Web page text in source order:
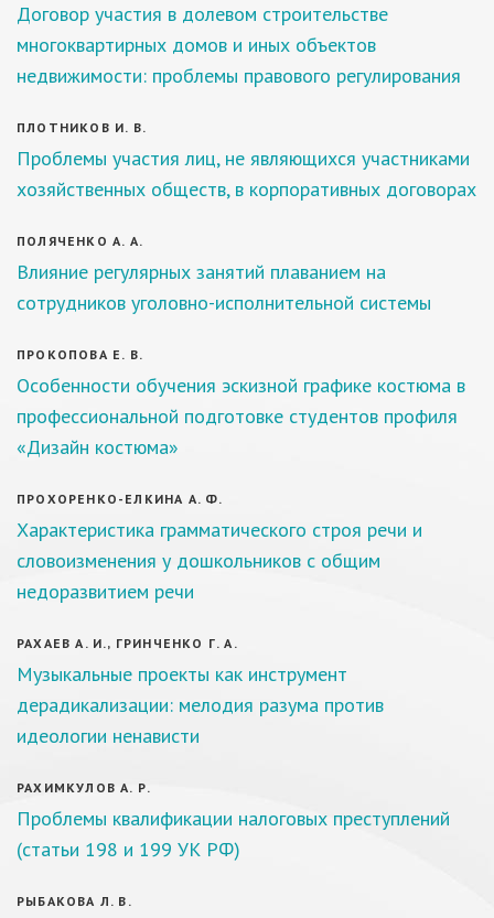
Договор участия в долевом строительстве
многоквартирных домов и иных объектов
недвижимости: проблемы правового регулирования
ПЛОТНИКОВ И. В.
Проблемы участия лиц, не являющихся участниками
хозяйственных обществ, в корпоративных договорах
ПОЛЯЧЕНКО А. А.
Влияние регулярных занятий плаванием на
сотрудников уголовно-исполнительной системы
ПРОКОПОВА Е. В.
Особенности обучения эскизной графике костюма в
профессиональной подготовке студентов профиля
«Дизайн костюма»
ПРОХОРЕНКО-ЕЛКИНА А. Ф.
Характеристика грамматического строя речи и
словоизменения у дошкольников с общим
недоразвитием речи
РАХАЕВ А. И., ГРИНЧЕНКО Г. А.
Музыкальные проекты как инструмент
дерадикализации: мелодия разума против
идеологии ненависти
РАХИМКУЛОВ А. Р.
Проблемы квалификации налоговых преступлений
(статьи 198 и 199 УК РФ)
РЫБАКОВА Л. В.